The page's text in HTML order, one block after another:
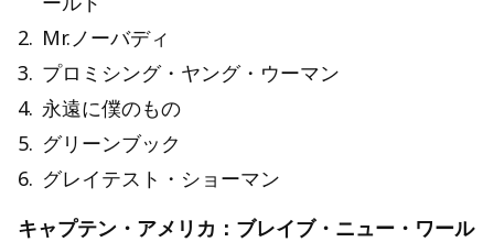
2. Mr.ノーバディ
3. プロミシング・ヤング・ウーマン
4. 永遠に僕のもの
5. グリーンブック
6. グレイテスト・ショーマン
キャプテン・アメリカ：ブレイブ・ニュー・ワール